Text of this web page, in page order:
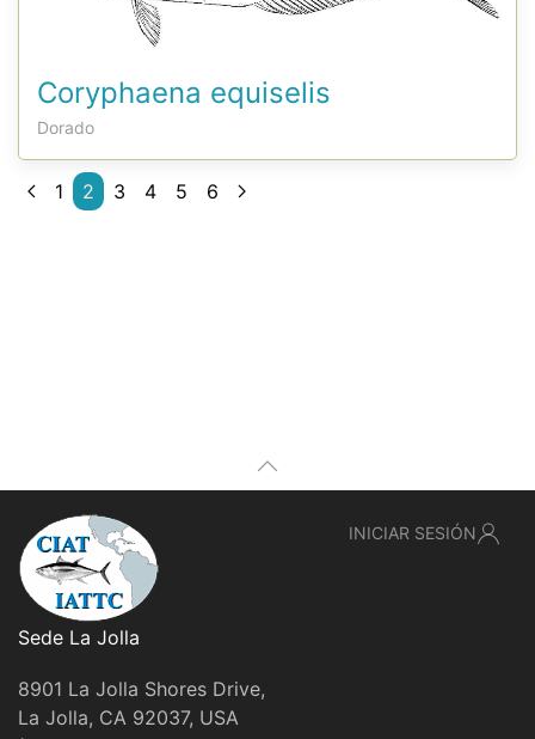
Coryphaena equiselis
Dorado
1 2 3 4 5 6
Sede La Jolla
8901 La Jolla Shores Drive,
La Jolla, CA 92037, USA
INICIAR SESIÓN